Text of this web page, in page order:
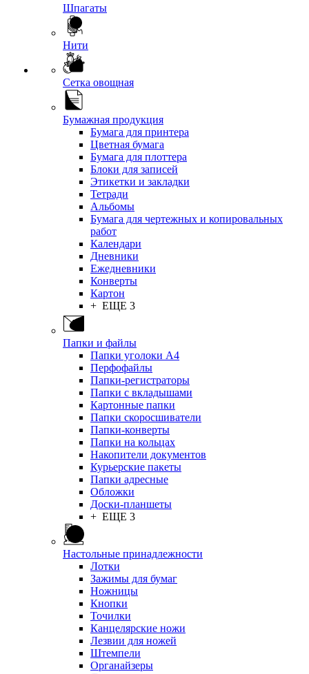
Шпагаты
Нити
Сетка овощная
Бумажная продукция
Бумага для принтера
Цветная бумага
Бумага для плоттера
Блоки для записей
Этикетки и закладки
Тетради
Альбомы
Бумага для чертежных и копировальных
работ
Календари
Дневники
Ежедневники
Конверты
Картон
+ ЕЩЕ 3
Папки и файлы
Папки уголоки А4
Перфофайлы
Папки-регистраторы
Папки с вкладышами
Картонные папки
Папки скоросшиватели
Папки-конверты
Папки на кольцах
Накопители документов
Курьерские пакеты
Папки адресные
Обложки
Доски-планшеты
+ ЕЩЕ 3
Настольные принадлежности
Лотки
Зажимы для бумаг
Ножницы
Кнопки
Точилки
Канцелярские ножи
Лезвии для ножей
Штемпели
Органайзеры